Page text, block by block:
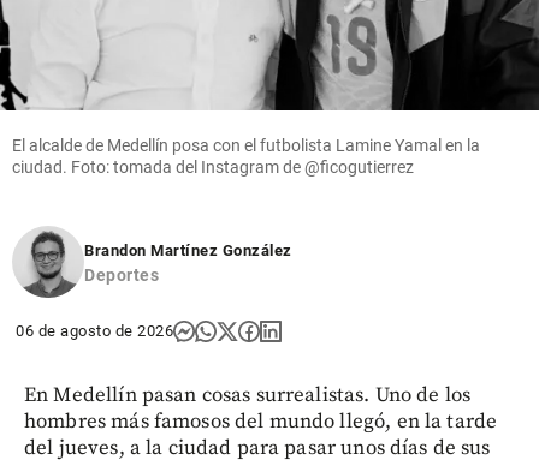
El alcalde de Medellín posa con el futbolista Lamine Yamal en la
ciudad. Foto: tomada del Instagram de @ficogutierrez
Brandon Martínez González
Deportes
06 de agosto de 2026
En Medellín pasan cosas surrealistas. Uno de los
hombres más famosos del mundo llegó, en la tarde
del jueves, a la ciudad para pasar unos días de sus